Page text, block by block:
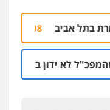
10.08 | 11:44
בעניינה בגלל